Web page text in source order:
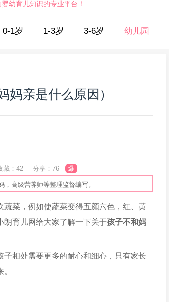
幼育儿知识的专业平台！
0-1岁 1-3岁 3-6岁 幼儿园
亲是什么原因）
藏：42 分享：76 爆
高级营养师等整理监督编写。
菜，例如使蔬菜变得五颜六色，红、黄
朗育儿网给大家了解一下关于孩子不和妈
相处需要更多的耐心和细心，只有家长